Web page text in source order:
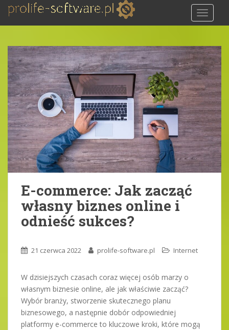
i
E-commerce: Jak zacząć
własny biznes online i
odnieść sukces?
21 czerwca 2022 prolife-software.pl Internet
W dzisiejszych czasach coraz więcej osób marzy o
własnym biznesie online, ale jak właściwie zacząć?
Wybór branży, stworzenie skutecznego planu
biznesowego, a następnie dobór odpowiedniej
platformy e-commerce to kluczowe kroki, które mogą